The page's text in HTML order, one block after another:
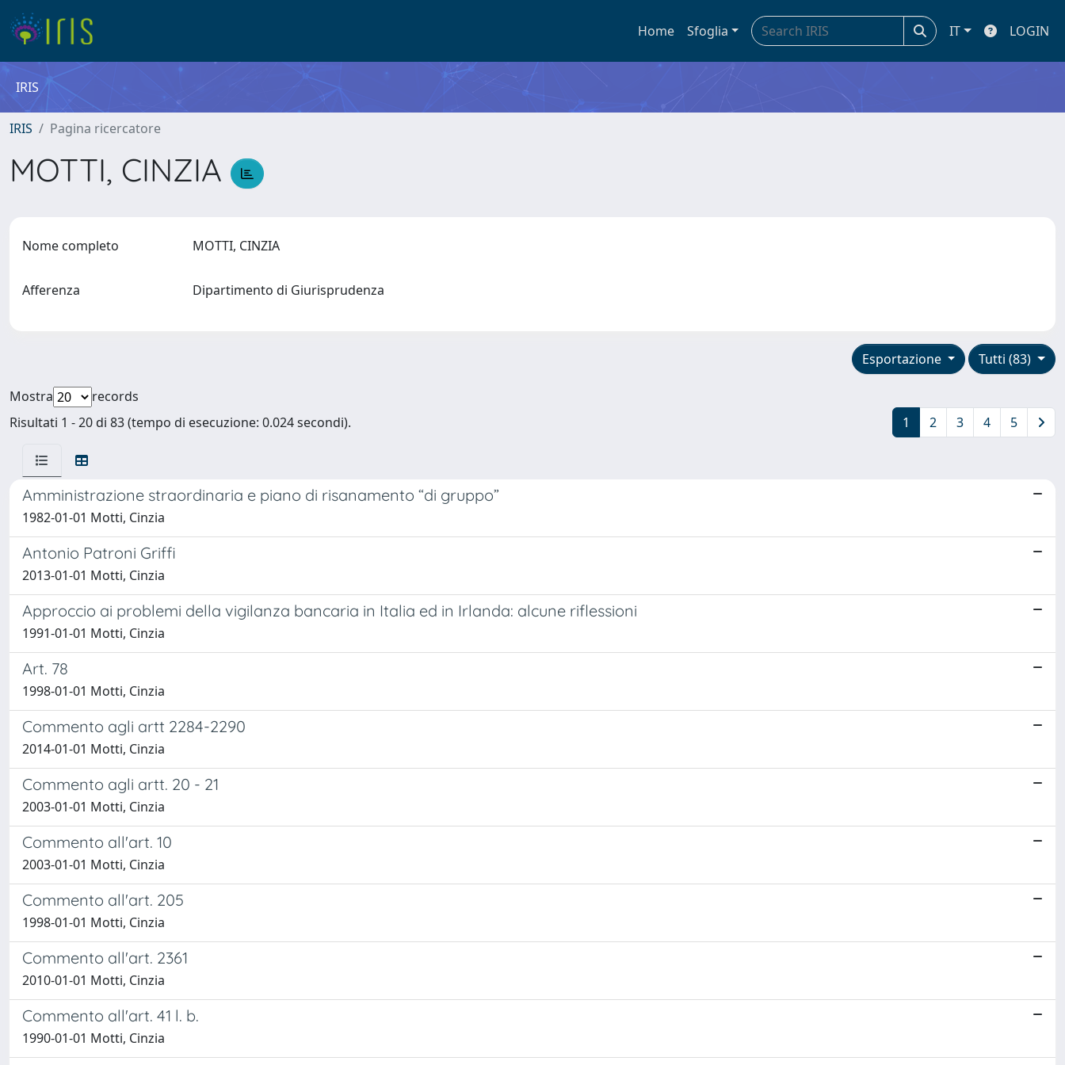
Home Sfoglia IT LOGIN
IRIS
IRIS Pagina ricercatore
MOTTI, CINZIA
Nome completo MOTTI, CINZIA
Afferenza Dipartimento di Giurisprudenza
Tutti (83)
Esportazione
Mostra
records
Risultati 1 - 20 di 83 (tempo di esecuzione: 0.024 secondi).
1 2 3 4 5
Amministrazione straordinaria e piano di risanamento “di gruppo”
1982-01-01 Motti, Cinzia
Antonio Patroni Griffi
2013-01-01 Motti, Cinzia
Approccio ai problemi della vigilanza bancaria in Italia ed in Irlanda: alcune riflessioni
1991-01-01 Motti, Cinzia
Art. 78
1998-01-01 Motti, Cinzia
Commento agli artt 2284-2290
2014-01-01 Motti, Cinzia
Commento agli artt. 20 - 21
2003-01-01 Motti, Cinzia
Commento all'art. 10
2003-01-01 Motti, Cinzia
Commento all'art. 205
1998-01-01 Motti, Cinzia
Commento all'art. 2361
2010-01-01 Motti, Cinzia
Commento all'art. 41 l. b.
1990-01-01 Motti, Cinzia